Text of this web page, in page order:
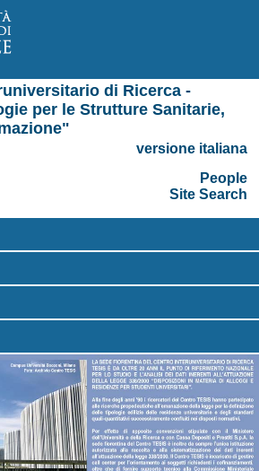
di Ricerca -
per le Strutture Sanitarie,
versione italiana
People
Site Search